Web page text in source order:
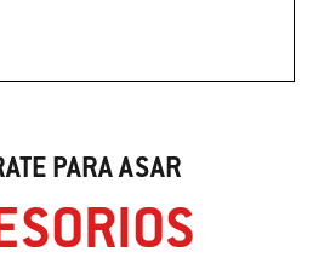
PARA ASAR